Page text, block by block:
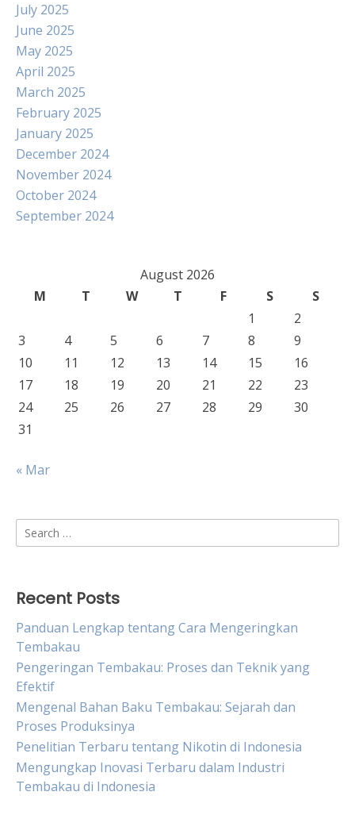
July 2025
June 2025
May 2025
April 2025
March 2025
February 2025
January 2025
December 2024
November 2024
October 2024
September 2024
August 2026
M
T W T F S
S
1
2
3
4 5 6 7 8
9
10
11 12 13 14 15
16
17
18 19 20 21 22
23
24
25 26 27 28 29
30
31
« Mar
Search
for:
Recent Posts
Panduan Lengkap tentang Cara Mengeringkan
Tembakau
Pengeringan Tembakau: Proses dan Teknik yang
Efektif
Mengenal Bahan Baku Tembakau: Sejarah dan
Proses Produksinya
Penelitian Terbaru tentang Nikotin di Indonesia
Mengungkap Inovasi Terbaru dalam Industri
Tembakau di Indonesia